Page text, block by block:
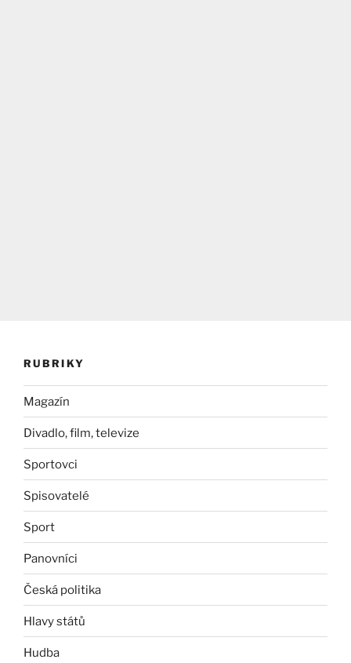
RUBRIKY
Magazín
Divadlo, film, televize
Sportovci
Spisovatelé
Sport
Panovníci
Česká politika
Hlavy států
Hudba